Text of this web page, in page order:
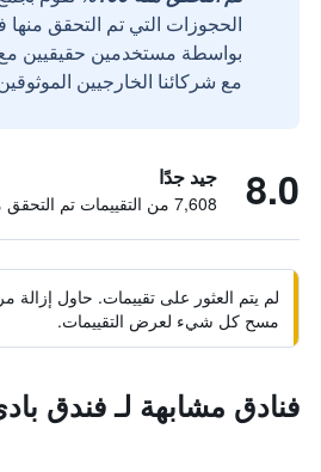
الحجوزات التي تم التحقق منها
مع شركائنا الخارجيين
8.0 جيد جدًا
7,608 من التقييمات تم التحقق منها
لم يتم العثور على تقييمات. حاول إزالة
مسح كل شيء لعرض التقييمات.
فنادق مشابهة لـ فندق